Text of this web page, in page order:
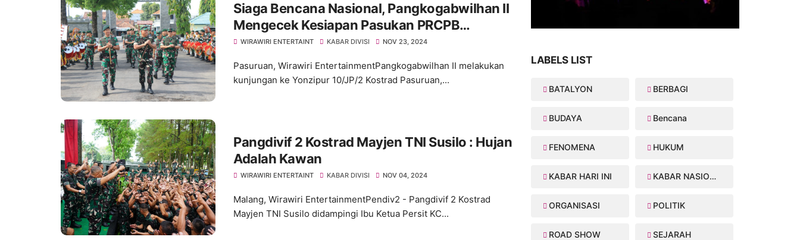
Siaga Bencana Nasional, Pangkogabwilhan II
Mengecek Kesiapan Pasukan PRCPB
Yonzipur 10/JP/2 Kostrad
WIRAWIRI ENTERTAINT KABAR DIVISI NOV 23, 2024
Pasuruan, Wirawiri EntertainmentPangkogabwilhan II melakukan
kunjungan ke Yonzipur 10/JP/2 Kostrad Pasuruan,...
Pangdivif 2 Kostrad Mayjen TNI Susilo : Hujan
Adalah Kawan
WIRAWIRI ENTERTAINT KABAR DIVISI NOV 04, 2024
Malang, Wirawiri EntertainmentPendiv2 - Pangdivif 2 Kostrad
Mayjen TNI Susilo didampingi Ibu Ketua Persit KC...
LABELS LIST
BATALYON BERBAGI
BUDAYA Bencana
FENOMENA HUKUM
KABAR HARI INI KABAR NASIONAL
ORGANISASI POLITIK
ROAD SHOW SEJARAH